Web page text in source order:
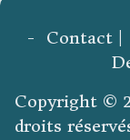
- Contact |
Copyright ©
droits